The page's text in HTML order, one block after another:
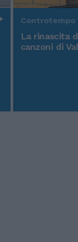
Controtempo
La rinascita
canzoni di